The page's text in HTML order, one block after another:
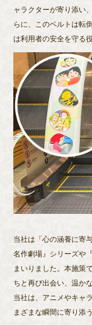
ャラクターが寄り添い
らに、このベルトは転
は利用者の安全を守る
当社は「心の涵養に寄
名作劇場』シリーズや
まいりました。本施策
ちと再び出会い、温か
当社は、アニメやキャ
まざまな瞬間に寄り添